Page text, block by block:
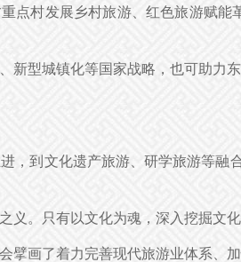
点村发展乡村旅游、红色旅游赋
新型城镇化等国家战略，也可助力
到文化遗产旅游、研学旅游等融
。只有以文化为魂，深入挖掘文
画了着力完善现代旅游业体系、